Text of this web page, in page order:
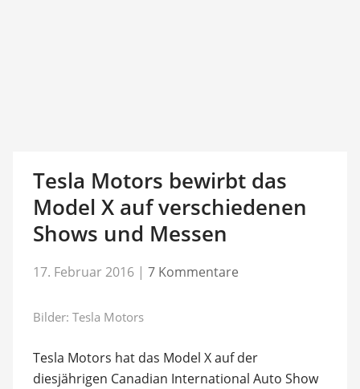
Tesla Motors bewirbt das
Model X auf verschiedenen
Shows und Messen
17. Februar 2016 | 7 Kommentare
Bilder: Tesla Motors
Tesla Motors hat das Model X auf der
diesjährigen Canadian International Auto Show